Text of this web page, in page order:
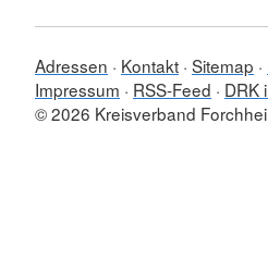
Adressen Kontakt Sitemap
Impressum
RSS-Feed
DRK
© 2026 Kreisverband